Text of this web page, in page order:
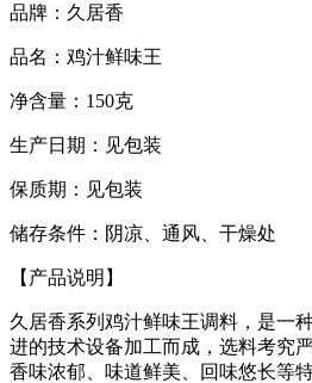
品牌：久居香
品名：鸡汁鲜味王
净含量：150克
生产日期：见包装
保质期：见包装
储存条件：阴凉、通风、干燥处
【产品说明】
久居香系列鸡汁鲜味王调料，是一
进的技术设备加工而成，选料考究
香味浓郁、味道鲜美、回味悠长等